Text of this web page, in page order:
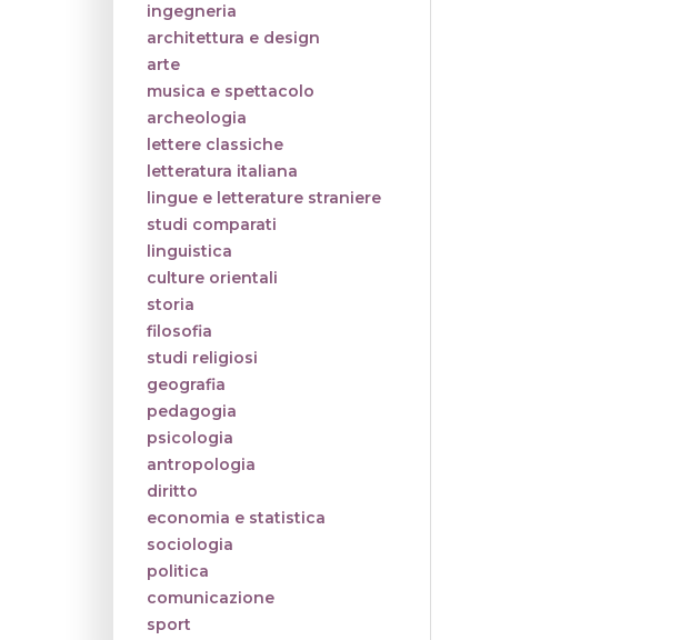
ingegneria
architettura e design
arte
musica e spettacolo
archeologia
lettere classiche
letteratura italiana
lingue e letterature straniere
studi comparati
linguistica
culture orientali
storia
filosofia
studi religiosi
geografia
pedagogia
psicologia
antropologia
diritto
economia e statistica
sociologia
politica
comunicazione
sport